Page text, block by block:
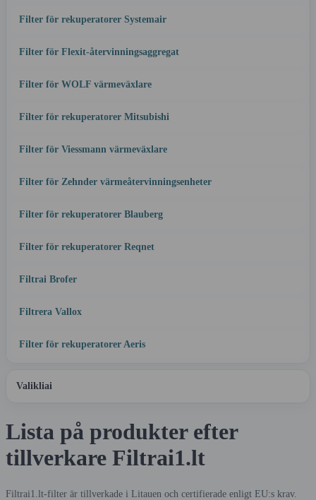
Filter för rekuperatorer Systemair
Filter för Flexit-återvinningsaggregat
Filter för WOLF värmeväxlare
Filter för rekuperatorer Mitsubishi
Filter för Viessmann värmeväxlare
Filter för Zehnder värmeåtervinningsenheter
Filter för rekuperatorer Blauberg
Filter för rekuperatorer Reqnet
Filtrai Brofer
Filtrera Vallox
Filter för rekuperatorer Aeris
Valikliai
Lista på produkter efter
tillverkare Filtrai1.lt
Filtrai1.lt-filter är tillverkade i Litauen och certifierade enligt EU:s krav.